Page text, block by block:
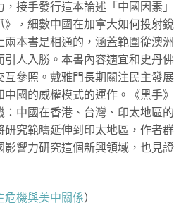
接手發行這本論述「中國因素
，細數中國在加拿大如何投射
本書是相通的，涵蓋範圍從澳
人入勝。本書內容適宜和史丹
參照。戴雅門長期關注民主發
國的威權模式的運作。《黑手
中國在香港、台灣、印太地區
究範疇延伸到印太地區，作者
響力研究這個新興領域，也見
危機與美中關係）